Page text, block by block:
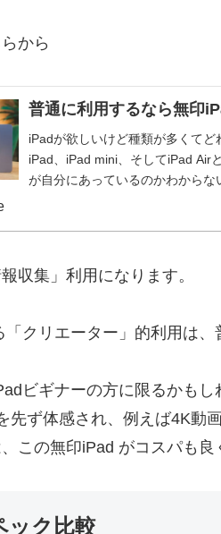
から
普通に利用するなら無印
iPadが欲しいけど種類が多くて
iPad、iPad mini、そしてiPad Air
が自分にあっているのかわからな
収集」利用になります。
クリエーター」的利用は、
ビギナーの方に限るかも
先ず体感され、例えば4K動
この無印iPad がコスパも良
ック比較